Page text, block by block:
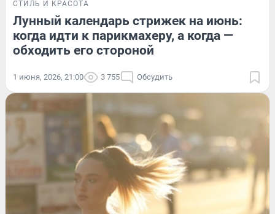
СТИЛЬ И КРАСОТА
Лунный календарь стрижек на июнь:
когда идти к парикмахеру, а когда —
обходить его стороной
1 июня, 2026, 21:00 3 755 Обсудить